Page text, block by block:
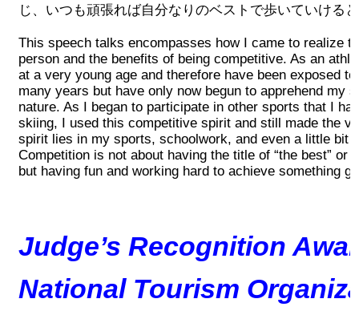
じ、いつも頑張れば自分なりのベストで歩いていける
This speech talks encompasses how I came to realize
person and the benefits of being competitive. As an
at a very young age and therefore have been exposed
many years but have only now begun to apprehend my
nature. As I began to participate in other sports that I
skiing, I used this competitive spirit and still made the
spirit lies in my sports, schoolwork, and even a little bit
Competition is not about having the title of “the best” or
but having fun and working hard to achieve something
Judge’s Recognition
National Tourism